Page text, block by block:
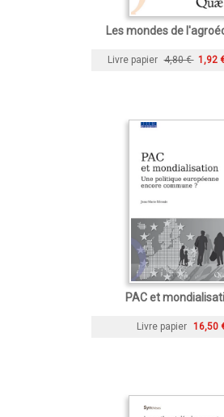
Les mondes de
Livre papier 4,80 € 1,92
PAC et
Livre papier 16,50